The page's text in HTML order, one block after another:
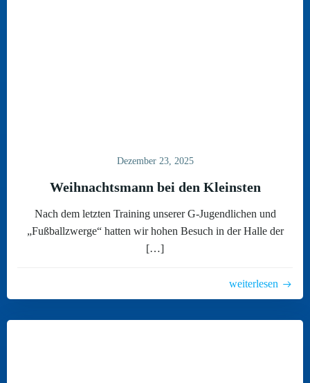
Dezember 23, 2025
Weihnachtsmann bei den Kleinsten
Nach dem letzten Training unserer G-Jugendlichen und
„Fußballzwerge“ hatten wir hohen Besuch in der Halle der
[…]
weiterlesen